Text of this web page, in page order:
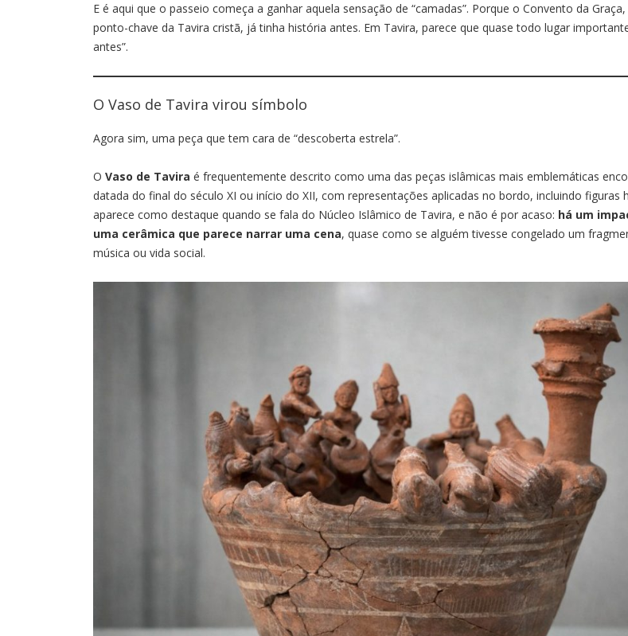
E é aqui que o passeio começa a ganhar aquela sensação de “camadas”. Porque o Convento da
ponto-chave da Tavira cristã, já tinha história antes. Em Tavira, parece que quase todo lugar
antes”.
O Vaso de Tavira virou símbolo
Agora sim, uma peça que tem cara de “descoberta estrela”.
O Vaso de Tavira é frequentemente descrito como uma das peças islâmicas mais emblemáticas
datada do final do século XI ou início do XII, com representações aplicadas no bordo, incluindo figuras
aparece como destaque quando se fala do Núcleo Islâmico de Tavira, e não é por acaso: há um
uma cerâmica que parece narrar uma cena, quase como se alguém tivesse congelado um
música ou vida social.